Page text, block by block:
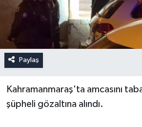
Paylaş
Kahramanmaraş'ta amcasını
şüpheli gözaltına alındı.